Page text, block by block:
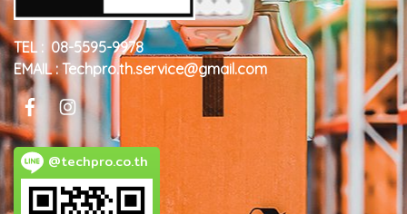
TEL : 08-5595-9978
EMAIL : Techpro.th.service@gmail.com
@techpro.co.th